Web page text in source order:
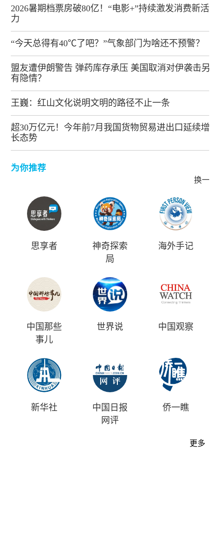
2026暑期档票房破80亿！“电影+”持续激发消费新活
力
“今天总得有40℃了吧？”气象部门为啥还不预警？
盟友遭伊朗警告 弹药库存承压 美国取消对伊袭击另
有隐情？
王巍：红山文化说明文明的路径不止一条
超30万亿元！今年前7月我国货物贸易进出口延续增
长态势
为你推荐
换一批
思享者
神奇探索
局
海外手记
中国那些
事儿
世界说 中国观察
新华社
中国日报
网评
侨一瞧
更多